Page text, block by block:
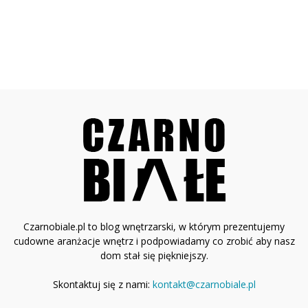
Czarnobiale.pl to blog wnętrzarski, w którym prezentujemy
cudowne aranżacje wnętrz i podpowiadamy co zrobić aby nasz
dom stał się piękniejszy.
Skontaktuj się z nami: kontakt@czarnobiale.pl